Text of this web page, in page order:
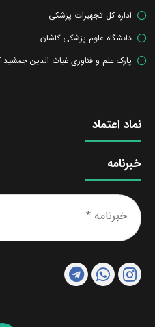
اداره کل تجهیزات پزشکی
دانشگاه علوم پزشکی کاشان
پارک علم و فناوری غیاث الدین جمشید
نماد اعتماد
خبرنامه